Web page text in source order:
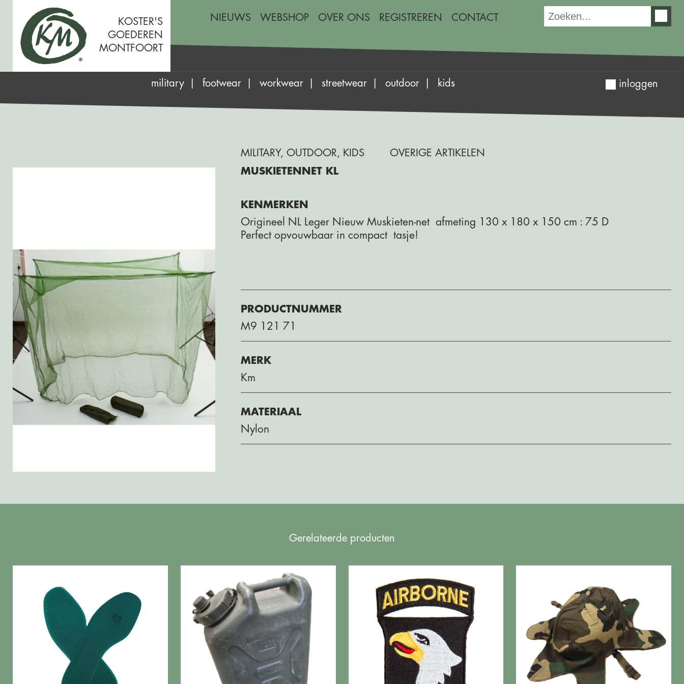
KOSTER'S
GOEDEREN
MONTFOORT
NIEUWS WEBSHOP OVER ONS REGISTREREN CONTACT
military footwear workwear streetwear outdoor kids inloggen
MILITARY,OUTDOOR, KIDS
OVERIGE ARTIKELEN
MUSKIETENNET KL
KENMERKEN
Origineel NL Leger Nieuw Muskieten-net afmeting 130 x 180 x 150 cm : 75 D
Perfect opvouwbaar in compact tasje!
PRODUCTNUMMER
M9 121 71
MERK
Km
MATERIAAL
Nylon
Gerelateerde producten